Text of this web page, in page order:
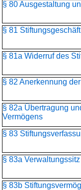
§ 80 Ausgestaltung
§ 81 Stiftungsgeschäft
§ 81a Widerruf des
§ 82 Anerkennung
§ 82a Übertragung
Vermögens
§ 83
§ 83a
§ 83b